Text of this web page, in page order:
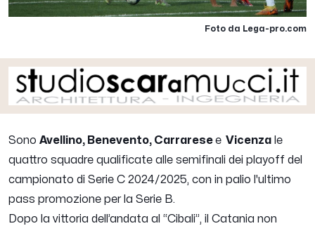
Foto da Lega-pro.com
Sono Avellino, Benevento, Carraresee Vicenza le
quattro squadre qualificate alle semifinali dei playoff del
campionato di Serie C 2024/2025, con in palio l'ultimo
pass promozione per la Serie B.
Dopo la vittoria dell’andata al “Cibali”, il Catania non